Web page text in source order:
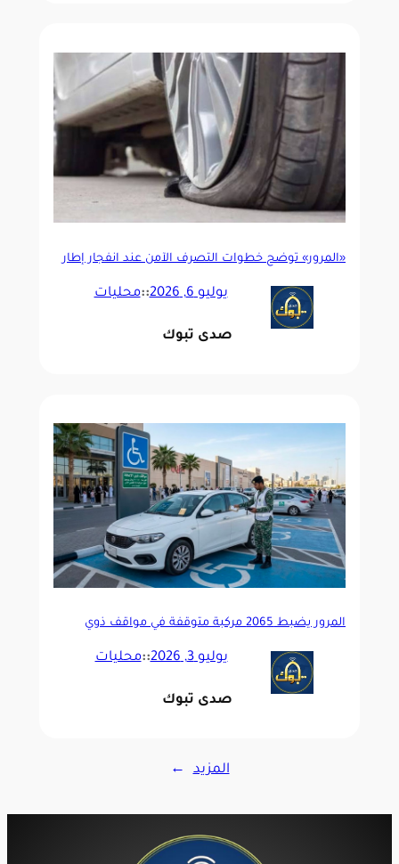
«المرور» توضح خطوات التصرف الآمن عند انفجار إطار
يوليو 6, 2026 ::محليات
صدى تبوك
المرور يضبط 2065 مركبة متوقفة في مواقف ذوي
يوليو 3, 2026 ::محليات
صدى تبوك
المزيد →